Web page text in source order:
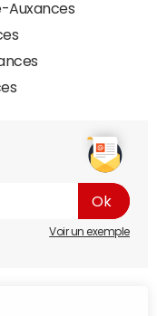
Auxances
Voir un exemple